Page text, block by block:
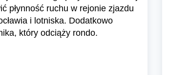
płynność ruchu w rejonie zjazdu
i lotniska. Dodatkowo
który odciąży rondo.